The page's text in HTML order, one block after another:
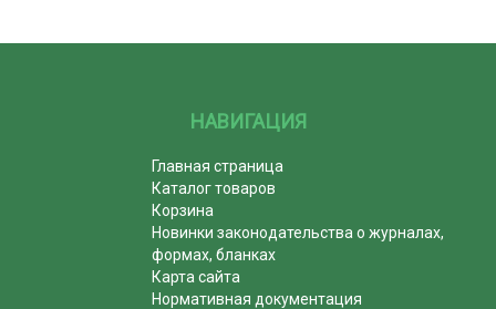
НАВИГАЦИЯ
Главная страница
Каталог товаров
Корзина
Новинки законодательства о журналах,
формах, бланках
Карта сайта
Нормативная документация